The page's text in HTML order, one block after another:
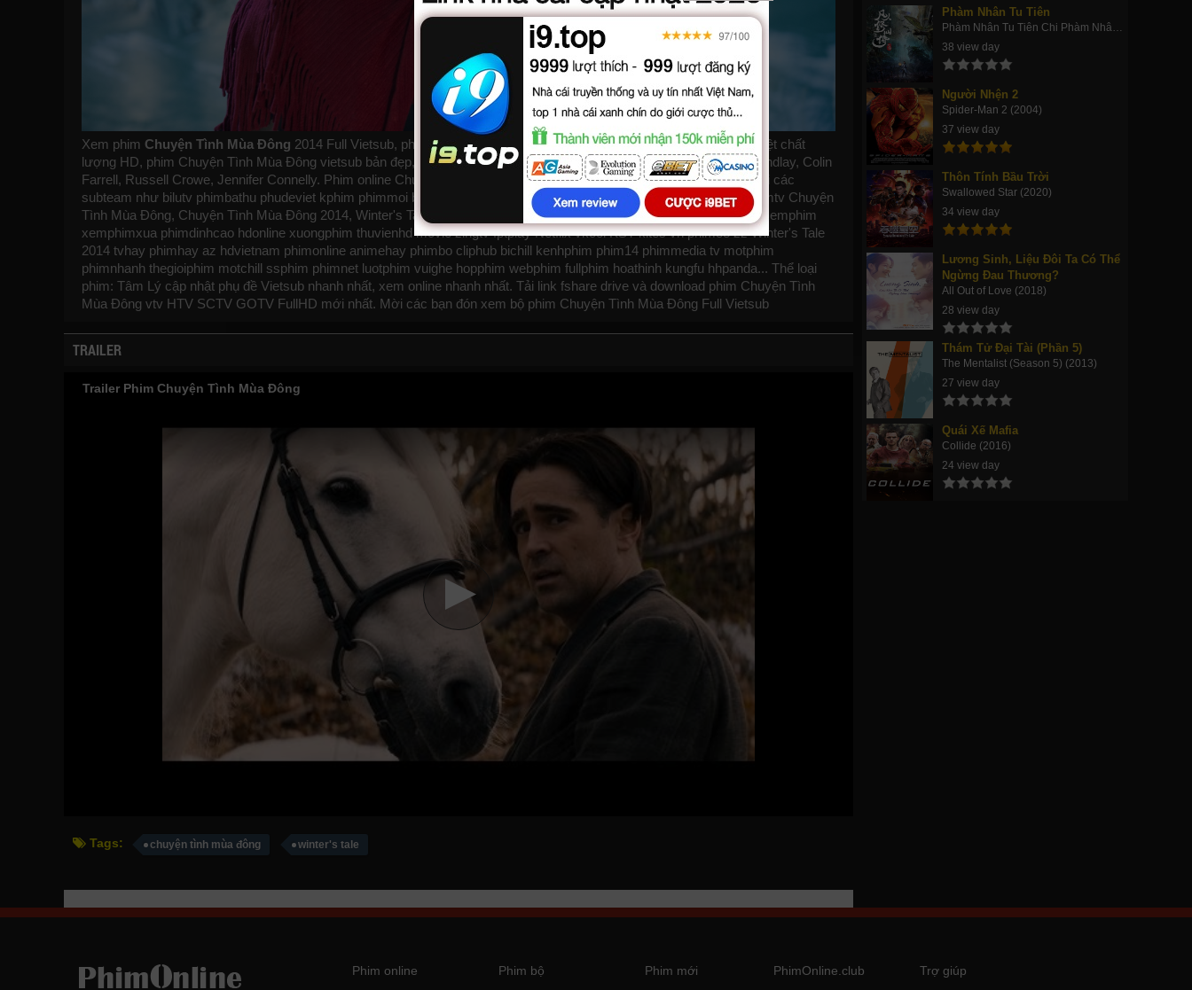
Xem phim Chuyện Tình Mùa Đông 2014 Full Vietsub, phim Chuyen Tinh Mua Dong được thuyết minh, phụ đề tiếng việt chất
lượng HD, phim Chuyện Tình Mùa Đông vietsub bản đẹp, trọn bộ với sự tham gia của các diễn viên: Jessica Brown Findlay, Colin
Farrell, Russell Crowe, Jennifer Connelly. Phim online Chuyện Tình Mùa Đông được vietsub thuyết minh Lồng tiếng bởi các
subteam như bilutv phimbathu phudeviet kphim phimmoi biphim subnhanh nguonphim xemphimvndongphymtv Chuyện
Tình Mùa Đông, Chuyện Tình Mùa Đông 2014, Winter's Tale, Winter's Tale 2014, Winter's Tale VietSubphimvang thichxemphim
xemphimxua phimdinhcao hdonline xuongphim thuvienhd movie zingtv fptplay Netflixvkool KST kitesvnphim88zz Winter's Tale
2014 tvhay phimhay az hdvietnam phimonline animehay phimbo cliphub bichill kenhphim phim14 phimmedia tv motphim
phimnhanh thegioiphim motchill ssphim phimnet luotphim vuighe hopphim webphim fullphim hoathinh kungfu hhpanda... Thể loại
phim: Tâm Lý cập nhật phụ đề Vietsub nhanh nhất, xem online nhanh nhất. Tải link fshare drive và download phim Chuyện Tình
Mùa Đông vtv HTV SCTV GOTV FullHD mới nhất. Mời các bạn đón xem bộ phim Chuyện Tình Mùa Đông Full Vietsub
TRAILER
Trailer Phim Chuyện Tình Mùa Đông
Tags: chuyện tình mùa đông winter's tale
Phàm Nhân Tu Tiên
Phàm Nhân Tu Tiên Chi Phàm Nhân Phong Khởi Thiên Nam, Fan Ren Xiu Xian Zhuan (2020)
38 view day
Người Nhện 2
Spider-Man 2 (2004)
37 view day
Thôn Tính Bầu Trời
Swallowed Star (2020)
34 view day
Lương Sinh, Liệu Đôi Ta Có Thể
Ngừng Đau Thương?
All Out of Love (2018)
28 view day
Thám Tử Đại Tài (Phần 5)
The Mentalist (Season 5) (2013)
27 view day
Quái Xế Mafia
Collide (2016)
24 view day
Phim online Phim bộ Phim mới PhimOnline.club Trợ giúp